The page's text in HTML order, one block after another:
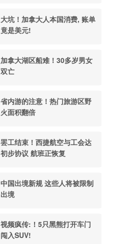
大坑！加拿大人本国消费, 账单
竟是美元!
加拿大湖区船难！30多岁男女
双亡
省内游的注意！热门旅游区野
火面积翻倍
罢工结束！西捷航空与工会达
初步协议 航班正恢复
中国出境新规 这些人将被限制
出境
视频疯传:！5只黑熊打开车门
闯入SUV!